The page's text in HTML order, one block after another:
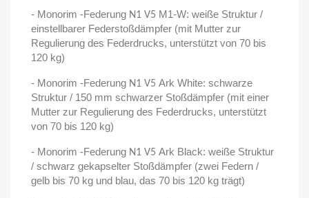
- Monorim -Federung N1 V5 M1-W: weiße Struktur /
einstellbarer Federstoßdämpfer (mit Mutter zur
Regulierung des Federdrucks, unterstützt von 70 bis
120 kg)
- Monorim -Federung N1 V5 Ark White: schwarze
Struktur / 150 mm schwarzer Stoßdämpfer (mit einer
Mutter zur Regulierung des Federdrucks, unterstützt
von 70 bis 120 kg)
- Monorim -Federung N1 V5 Ark Black: weiße Struktur
/ schwarz gekapselter Stoßdämpfer (zwei Federn /
gelb bis 70 kg und blau, das 70 bis 120 kg trägt)